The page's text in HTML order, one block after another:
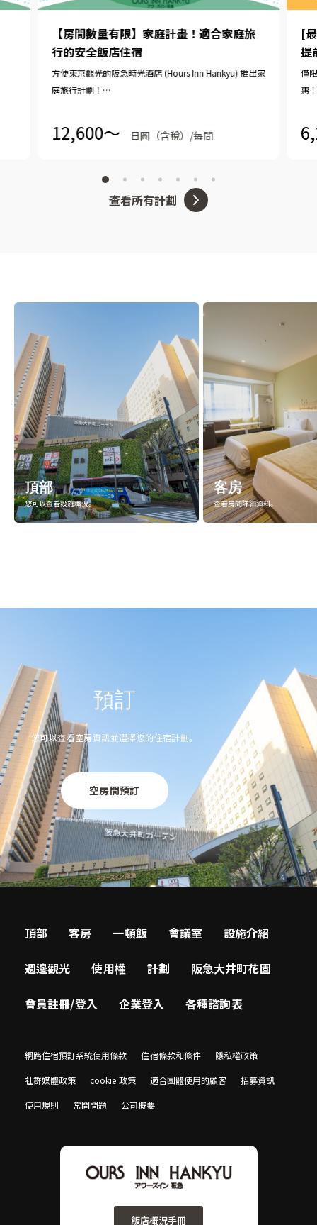
【房間數量有限】家庭計畫！適合家庭旅
行的安全飯店住宿
方便東京觀光的阪急時光酒店 (Hours Inn Hankyu) 推出家
庭旅行計劃！
我們也提供 11:00 之前的免費加時優惠。
12,600〜 日圓（含稅）/每間
[
提
僅
惠
查看所有計劃
頂部
您可以查看設施概況。
客房
查看房間詳細資料。
預訂
您可以查看空房資訊並選擇您的住宿計劃。
空房間預訂
頂部 客房 一頓飯 會議室 設施介紹
週邊觀光 使用權 計劃 阪急大井町花園
會員註冊/登入 企業登入 各種諮詢表
網路住宿預訂系統使用條款 住宿條款和條件 隱私權政策
社群媒體政策 cookie 政策 適合團體使用的顧客 招募資訊
使用規則 常問問題 公司概要
飯店概況手冊